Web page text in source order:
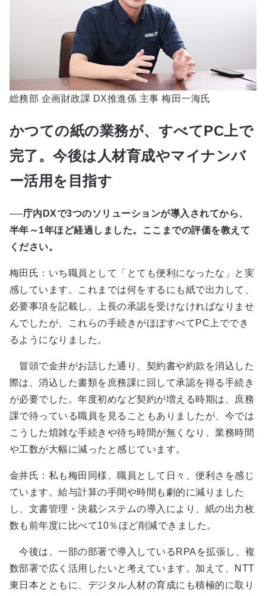
総務部 企画財政課 DX推進係 主事 梅田一海氏
かつての紙の業務が、すべてPC上で
完了。今後は人材育成やマイナンバ
ー活用を目指す
──庁内DXで3つのソリューションが導入されてから、
半年～1年ほど経過しました。ここまでの評価を教えて
ください。
梅田氏：いち職員として「とても便利になったな」と実
感しています。これまでは何をするにも紙で出力して、
必要事項を記載し、上長の承認を受けなければなりませ
んでしたが、これらの手続きがほぼすべてPC上ででき
るようになりました。
冒頭で金井がお話した通り、契約書や約款を消込した
際は、消込した書類を庶務課に回して承認を得る手続き
が必要でした。年度初めなど契約が増える時期は、庶務
課で待っている職員を見ることもありましたが、今では
こうした煩雑な手続きや待ち時間が無くなり、業務時間
や工数が大幅に減ったと感じています。
金井氏：私も梅田同様、職員として日々、便利さを感じ
ています。給与計算の手間や時間も劇的に減りました
し、文書管理・決裁システムの導入により、紙の出力枚
数も前年度に比べて10％ほど削減できました。
今後は、一部の部署で導入しているRPAを拡張し、複
数部署で広く活用したいと考えています。加えて、NTT
東日本とともに、デジタル人材の育成にも積極的に取り